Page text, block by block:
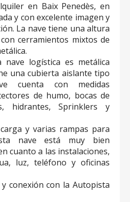
en Baix Penedès, en
y con excelente imagen y
La nave tiene una altura
cerramientos mixtos de
logística es metálica
una cubierta aislante tipo
cuenta con medidas
de humo, bocas de
hidrantes, Sprinklers y
y varias rampas para
nave está muy bien
cuanto a las instalaciones,
luz, teléfono y oficinas
conexión con la Autopista